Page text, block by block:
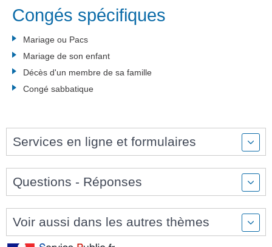
Congés spécifiques
Mariage ou Pacs
Mariage de son enfant
Décès d'un membre de sa famille
Congé sabbatique
Services en ligne et formulaires
Questions - Réponses
Voir aussi dans les autres thèmes